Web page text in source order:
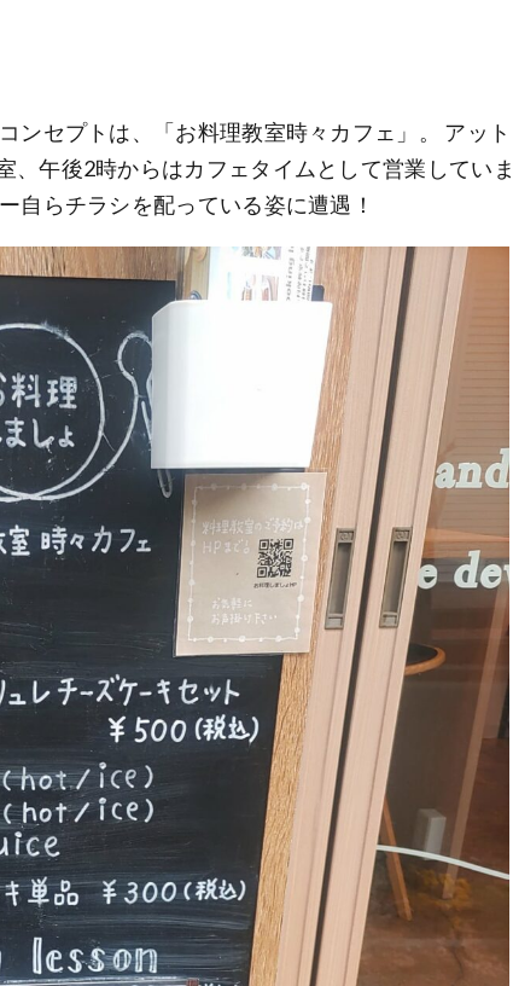
ンセプトは、「お料理教室時々カフェ」。 アット
、午後2時からはカフェタイムとして営業していま
自らチラシを配っている姿に遭遇！